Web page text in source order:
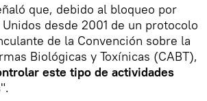
que, debido al bloqueo por
desde 2001 de un protocolo
de la Convención sobre la
Biológicas y Toxínicas (CABT),
este tipo de actividades
".